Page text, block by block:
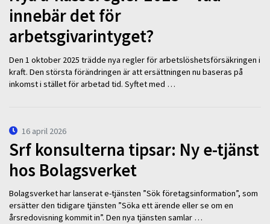
innebär det för
arbetsgivarintyget?
Den 1 oktober 2025 trädde nya regler för arbetslöshetsförsäkringen i
kraft. Den största förändringen är att ersättningen nu baseras på
inkomst i stället för arbetad tid. Syftet med …
16 april 2026
Srf konsulterna tipsar: Ny e-tjänst
hos Bolagsverket
Bolagsverket har lanserat e-tjänsten ”Sök företagsinformation”, som
ersätter den tidigare tjänsten ”Söka ett ärende eller se om en
årsredovisning kommit in”. Den nya tjänsten samlar …